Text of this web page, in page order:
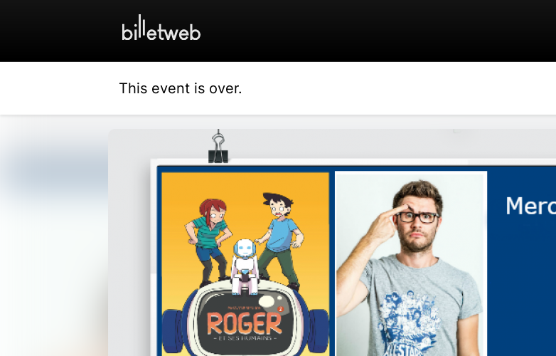
This event is over.